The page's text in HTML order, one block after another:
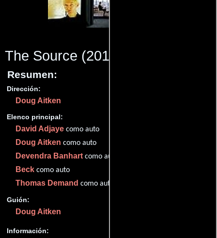
The Source (2012)
Resumen:
Dirección:
Doug Aitken
Elenco principal:
David Adjaye como auto
Doug Aitken como auto
Devendra Banhartcomo auto
Beck como auto
Thomas Demand como auto
Guión:
Doug Aitken
Información: